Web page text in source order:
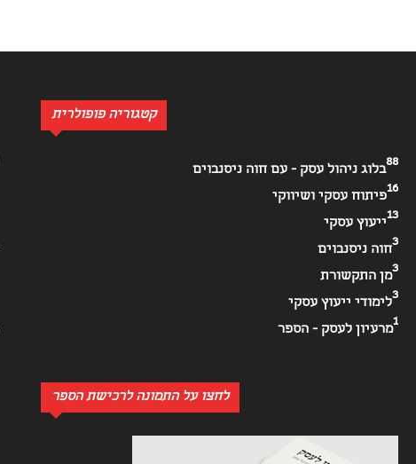
קטגוריה פופולרית
בלוג ניהול עסק - עם חוה ניסנבוים
88
פיתוח עסקי ושיווקי
16
ייעוץ עסקי
13
חוה ניסנבוים
3
מן התקשורת
3
לימודי ייעוץ עסקי
3
מרעיון לעסק - הספר
1
לחצו על התמונה לרכישת הספר